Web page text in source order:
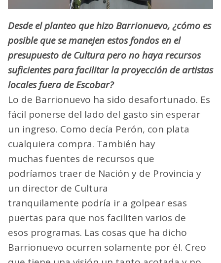
Desde el planteo que hizo Barrionuevo, ¿cómo es
posible que se manejen estos fondos en el
presupuesto de Cultura pero no haya recursos
suficientes para facilitar la proyección de artistas
locales fuera de Escobar?
Lo de Barrionuevo ha sido desafortunado. Es
fácil ponerse del lado del gasto sin esperar
un ingreso. Como decía Perón, con plata
cualquiera compra. También hay
muchas fuentes de recursos que
podríamos traer de Nación y de Provincia y
un director de Cultura
tranquilamente podría ir a golpear esas
puertas para que nos faciliten varios de
esos programas. Las cosas que ha dicho
Barrionuevo ocurren solamente por él. Creo